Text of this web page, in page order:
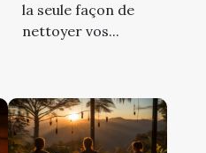
la seule façon de
nettoyer vos...